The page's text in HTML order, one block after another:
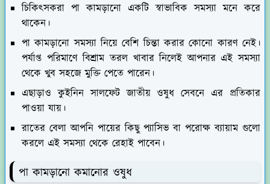
চিকিৎসকরা পা কামড়ানো একটি স্বাভাবিক সমস্যা মনে করে
থাকেন।
পা কামড়ানো সমস্যা নিয়ে বেশি চিন্তা করার কোনো কারণ নেই।
পর্যাপ্ত পরিমাণে বিশ্রাম তরল খাবার নিলেই আপনার এই সমস্যা
থেকে খুব সহজে মুক্তি পেতে পারেন।
এছাড়াও কুইনিন সালফেট জাতীয় ওষুধ সেবনে এর প্রতিকার
পাওয়া যায়।
রাতের বেলা আপনি পায়ের কিছু প্যাসিভ বা পরোক্ষ ব্যায়াম গুলো
করলে এই সমস্যা থেকে রেহাই পাবেন।
পা কামড়ানো কমানোর ওষুধ